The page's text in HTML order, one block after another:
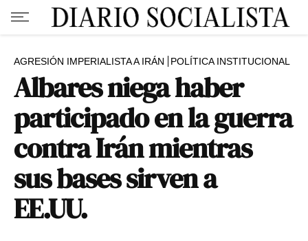
AGRESIÓN IMPERIALISTA A IRÁN POLÍTICA INSTITUCIONAL
Albares niega haber
participado en la guerra
contra Irán mientras
sus bases sirven a
EE.UU.